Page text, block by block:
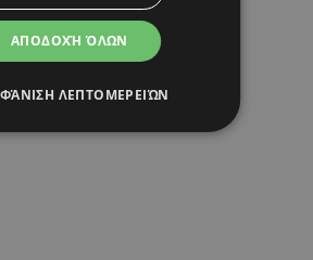
ΑΠΟΔΟΧΉ ΌΛΩΝ
ΛΕΠΤΟΜΕΡΕΙΏΝ